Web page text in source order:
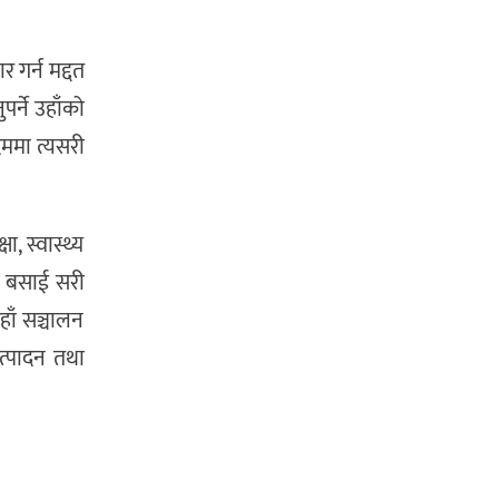
गर्न मद्दत
उहाँको
त्यसरी
स्वास्थ्य
बसाई सरी
सञ्चालन
तथा